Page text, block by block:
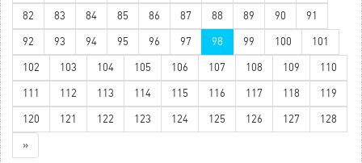
82 83 84 85 86 87 88 89 90 91
92 93 94 95 96 97 98 99 100 101
102 103 104 105 106 107 108 109 110
111 112 113 114 115 116 117 118 119
120 121 122 123 124 125 126 127 128
»